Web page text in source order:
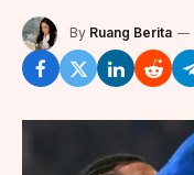
By Ruang Berita